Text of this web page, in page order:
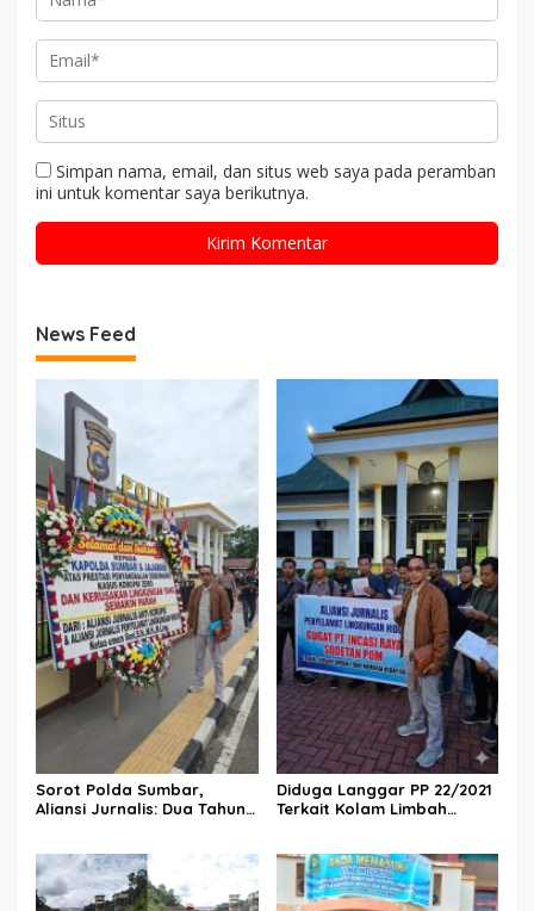
Simpan nama, email, dan situs web saya pada peramban
ini untuk komentar saya berikutnya.
News Feed
Sorot Polda Sumbar,
Aliansi Jurnalis: Dua Tahun
Tambah Parah di Sumbar
Diduga Langgar PP 22/2021
Terkait Kolam Limbah
AJPLH ke PN Painan